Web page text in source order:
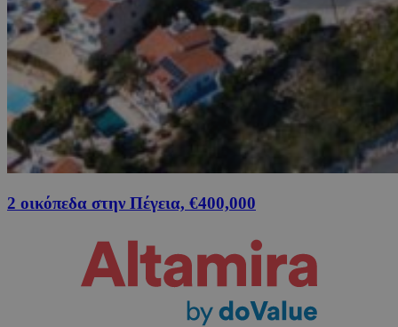
2 οικόπεδα στην Πέγεια, €400,000